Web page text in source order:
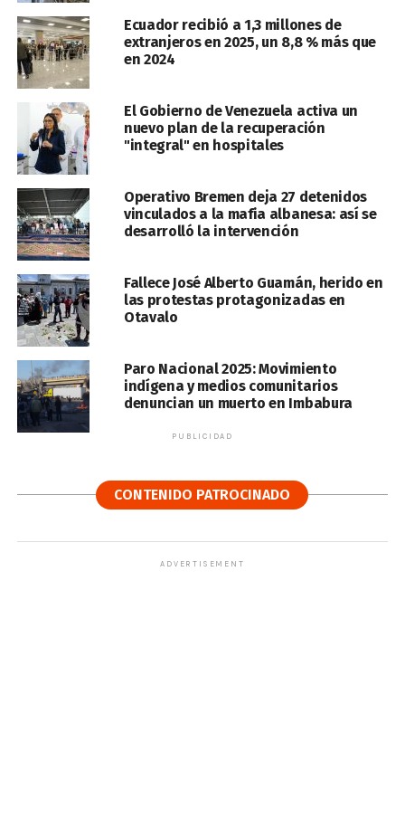
Ecuador recibió a 1,3 millones de
extranjeros en 2025, un 8,8 % más que
en 2024
El Gobierno de Venezuela activa un
nuevo plan de la recuperación
"integral" en hospitales
Operativo Bremen deja 27 detenidos
vinculados a la mafia albanesa: así se
desarrolló la intervención
Fallece José Alberto Guamán, herido en
las protestas protagonizadas en
Otavalo
Paro Nacional 2025: Movimiento
indígena y medios comunitarios
denuncian un muerto en Imbabura
PUBLICIDAD
CONTENIDO PATROCINADO
ADVERTISEMENT